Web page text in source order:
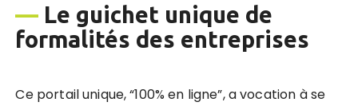
— Le guichet unique de
formalités des entreprises
Ce portail unique, “100% en ligne”, a vocation à se